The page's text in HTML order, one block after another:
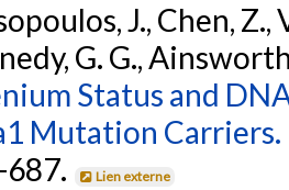
J., Chen, Z.,
G. G.,
Status and
Mutation Carriers.
Lien externe